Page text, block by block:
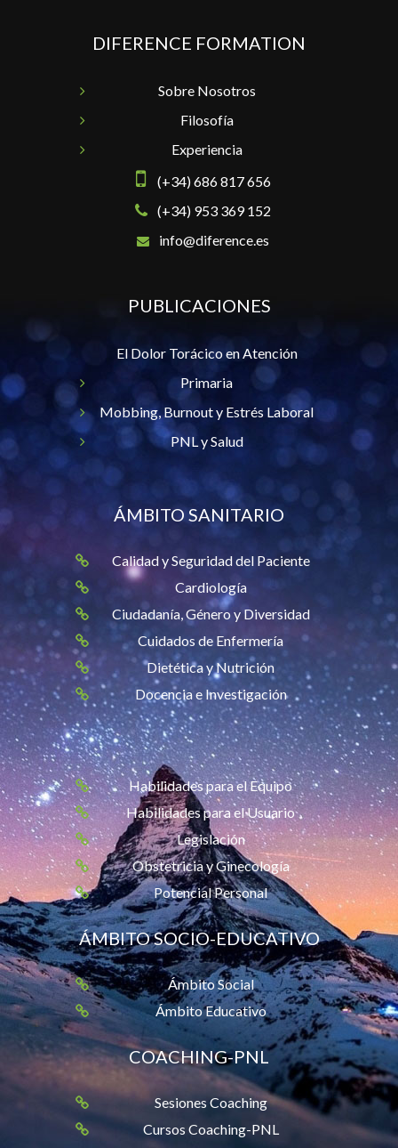
DIFERENCE FORMATION
Sobre Nosotros
Filosofía
Experiencia
(+34) 686 817 656
(+34) 953 369 152
info@diference.es
PUBLICACIONES
El Dolor Torácico en Atención
Primaria
Mobbing, Burnout y Estrés Laboral
PNL y Salud
ÁMBITO SANITARIO
Calidad y Seguridad del Paciente
Cardiología
Ciudadanía, Género y Diversidad
Cuidados de Enfermería
Dietética y Nutrición
Docencia e Investigación
Habilidades para el Equipo
Habilidades para el Usuario
Legislación
Obstetricia y Ginecología
Potencial Personal
ÁMBITO SOCIO-EDUCATIVO
Ámbito Social
Ámbito Educativo
COACHING-PNL
Sesiones Coaching
Cursos Coaching-PNL